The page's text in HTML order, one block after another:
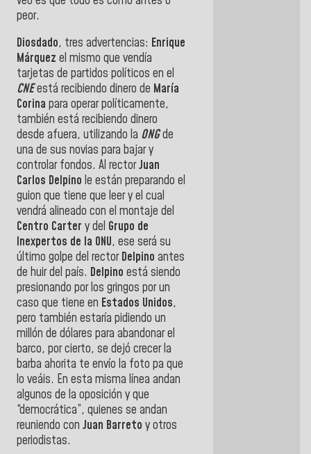
peor.
Diosdado, tres advertencias: Enrique
Márquez el mismo que vendía
tarjetas de partidos políticos en el
CNEestá recibiendo dinero de María
Corina para operar políticamente,
también está recibiendo dinero
desde afuera, utilizando la ONGde
una de sus novias para bajar y
controlar fondos. Al rectorJuan
Carlos Delpino le están preparando el
guion que tiene que leer y el cual
vendrá alineado con el montaje del
Centro Carter y del Grupo de
Inexpertos de la ONU, ese será su
último golpe del rectorDelpino antes
de huir del país. Delpino está siendo
presionando por los gringos por un
caso que tiene en Estados Unidos,
pero también estaría pidiendo un
millón de dólares para abandonar el
barco, por cierto, se dejó crecer la
barba ahorita te envío la foto pa que
lo veáis. En esta misma línea andan
algunos de la oposición y que
“democrática”, quienes se andan
reuniendo con Juan Barreto y otros
periodistas.